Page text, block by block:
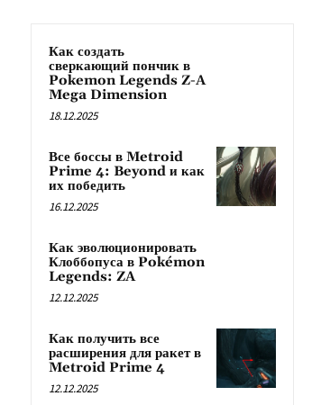
Как создать
сверкающий пончик в
Pokemon Legends Z-A
Mega Dimension
18.12.2025
Все боссы в Metroid
Prime 4: Beyond и как
их победить
16.12.2025
Как эволюционировать
Клоббопуса в Pokémon
Legends: ZA
12.12.2025
Как получить все
расширения для ракет в
Metroid Prime 4
12.12.2025